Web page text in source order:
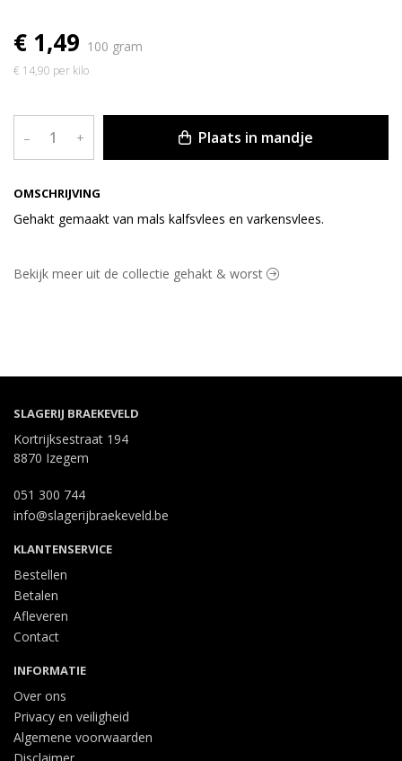
OMSCHRIJVING
Gehakt gemaakt van mals kalfsvlees en varkensvlees.
€ 1,49 100 gram
€ 14,90 per kilo
– + Plaats in mandje
Bekijk meer uit de collectie gehakt & worst
SLAGERIJ BRAEKEVELD
Kortrijksestraat 194
8870 Izegem
051 300 744
info@slagerijbraekeveld.be
KLANTENSERVICE
Bestellen
Betalen
Afleveren
Contact
INFORMATIE
Over ons
Privacy en veiligheid
Algemene voorwaarden